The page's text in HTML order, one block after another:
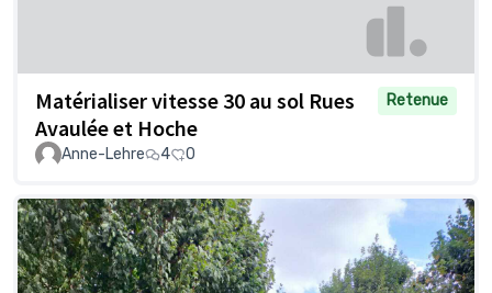
Matérialiser vitesse 30 au sol Rues
Avaulée et Hoche
Retenue
Anne-Lehre 4 0